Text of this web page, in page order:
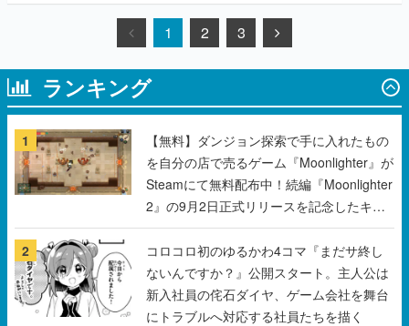
1 2 3
ランキング
1
【無料】ダンジョン探索で手に入れたもの
を自分の店で売るゲーム『Moonlighter』が
Steamにて無料配布中！続編『Moonlighter
2』の9月2日正式リリースを記念したキャ
ンペーン
2
コロコロ初のゆるかわ4コマ『まだサ終し
ないんですか？』公開スタート。主人公は
新入社員の侘石ダイヤ、ゲーム会社を舞台
にトラブルへ対応する社員たちを描く